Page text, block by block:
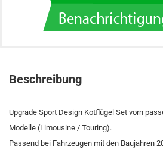
Beschreibung
Upgrade Sport Design Kotflügel Set vorn
Modelle (Limousine / Touring).
Passend bei Fahrzeugen mit den Baujahren